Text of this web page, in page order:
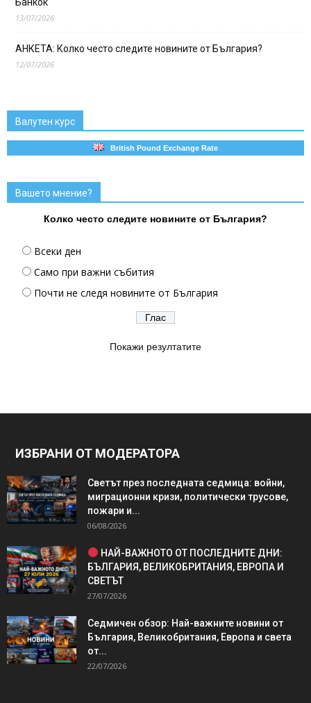
13/07/2026
АНКЕТА: Колко често следите новините от България?
12/07/2026
Валутен курс
British Pound Exchange Rate
Вашето мнение?
Колко често следите новините от България?
Всеки ден
Само при важни събития
Почти не следя новините от България
Покажи резултатите
ИЗБРАНИ ОТ МОДЕРАТОРА
Светът през последната седмица: войни,
миграционни кризи, политически трусове,
пожари и...
06/08/2026
НАЙ-ВАЖНОТО ОТ ПОСЛЕДНИТЕ ДНИ:
БЪЛГАРИЯ, ВЕЛИКОБРИТАНИЯ, ЕВРОПА И
СВЕТЪТ
27/07/2026
Седмичен обзор: Най-важните новини от
България, Великобритания, Европа и света
от...
22/07/2026